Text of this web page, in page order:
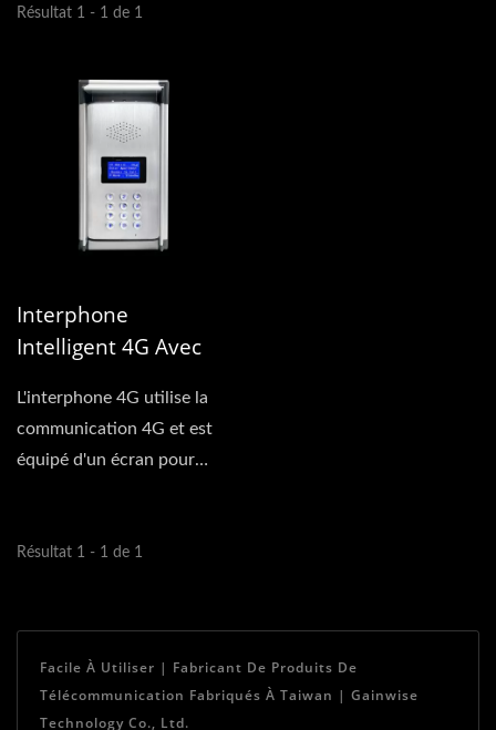
Résultat 1 - 1 de 1
Interphone
Intelligent 4G Avec
L'interphone 4G utilise la
communication 4G et est
équipé d'un écran pour
Résultat 1 - 1 de 1
Facile À Utiliser | Fabricant De Produits De
Télécommunication Fabriqués À Taiwan | Gainwise
Technology Co., Ltd.